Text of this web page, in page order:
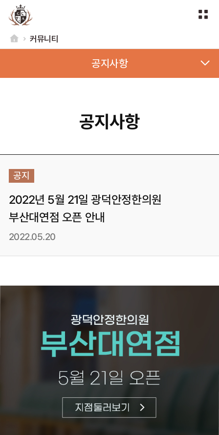
커뮤니티
공지사항
공지사항
공지
2022년 5월 21일 광덕안정한의원
부산대연점 오픈 안내
2022.05.20